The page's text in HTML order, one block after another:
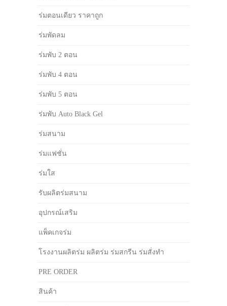
ร่มตอนเดียว ราคาถูก
ร่มพัดลม
ร่มพับ 2 ตอน
ร่มพับ 4 ตอน
ร่มพับ 5 ตอน
ร่มพับ Auto Black Gel
ร่มสนาม
ร่มแฟชั่น
ร่มใส
รับผลิตร่มสนาม
อุปกรณ์เสริม
แพ็คเกจร่ม
โรงงานผลิตร่ม ผลิตร่ม ร่มสกรีน ร่มสั่งทำ
PRE ORDER
สินค้า